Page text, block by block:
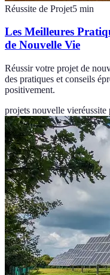
Réussite de Projet5 min
Les Meilleures
de Nouvelle Vie
Réussir votre projet de
des pratiques et conseils
positivement.
projets nouvelle vieréussite